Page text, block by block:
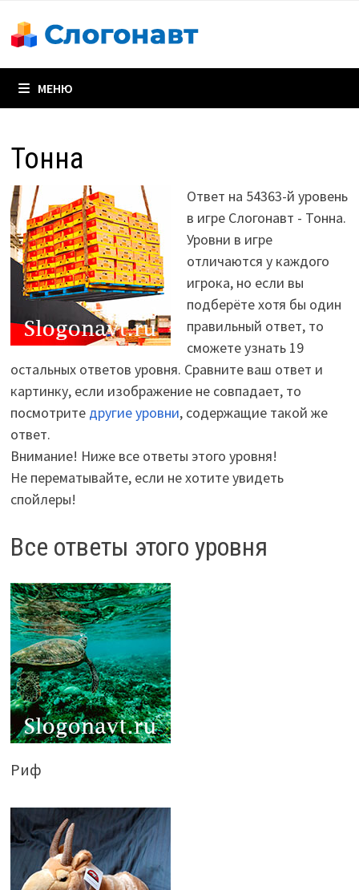
содержимому
МЕНЮ
Тонна
Ответ на 54363-й уровень
в игре Слогонавт - Тонна.
Уровни в игре
отличаются у каждого
игрока, но если вы
подберёте хотя бы один
правильный ответ, то
сможете узнать 19
остальных ответов уровня. Сравните ваш ответ и
картинку, если изображение не совпадает, то
посмотрите другие уровни, содержащие такой же
ответ.
Внимание! Ниже все ответы этого уровня!
Не перематывайте, если не хотите увидеть
спойлеры!
Все ответы этого уровня
Риф